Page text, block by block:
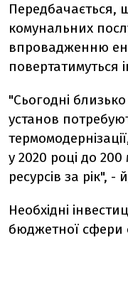
Передбачається,
комунальних
впровадженню
повертатимуться
"Сьогодні
установ
у 2020 році до
ресурсів за рік", -
Необхідні
бюджетної сфери